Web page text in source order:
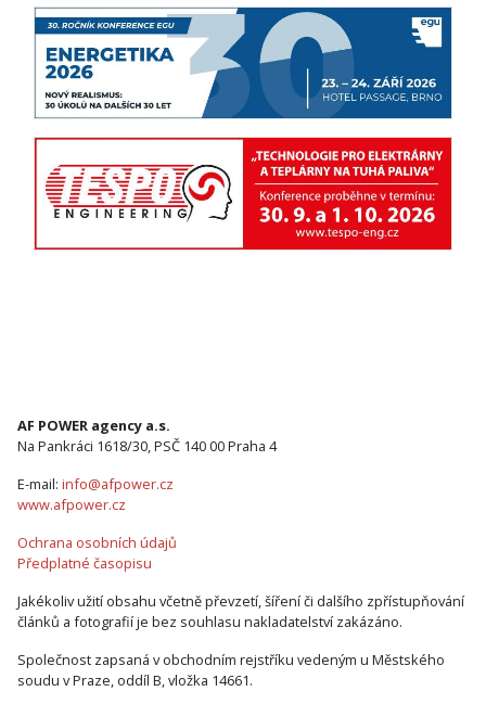
AF POWER agency a.s.
Na Pankráci 1618/30, PSČ 140 00 Praha 4
E-mail: info@afpower.cz
www.afpower.cz
Ochrana osobních údajů
Předplatné časopisu
Jakékoliv užití obsahu včetně převzetí, šíření či dalšího zpřístupňování
článků a fotografií je bez souhlasu nakladatelství zakázáno.
Společnost zapsaná v obchodním rejstříku vedeným u Městského
soudu v Praze, oddíl B, vložka 14661.